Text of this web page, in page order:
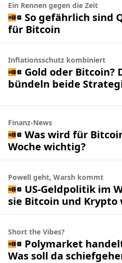
Ein Rennen gegen die Zeit
So gefährlich sind
für Bitcoin
Inflationsschutz kombiniert
Gold oder Bitcoin?
bündeln beide
Finanz-News
Was wird für
Woche wichtig?
Powell geht, Warsh kommt
US-Geldpolitik im
sie Bitcoin und
Short the Vibes?
Polymarket
Was soll da